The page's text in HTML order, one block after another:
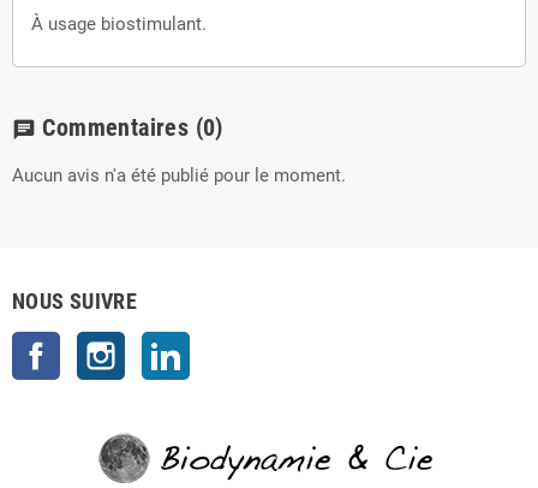
À usage biostimulant.
chat Commentaires (0)
Aucun avis n'a été publié pour le moment.
NOUS SUIVRE
Facebook Instagram